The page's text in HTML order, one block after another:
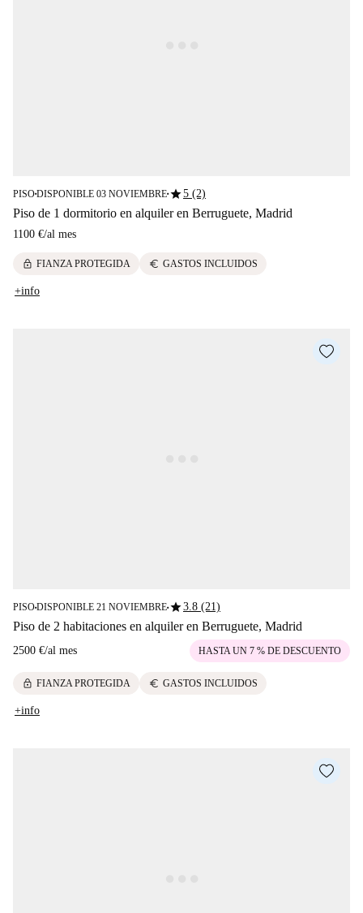
PISO■DISPONIBLE 03 NOVIEMBRE■star5 (2)
Piso de 1 dormitorio en alquiler en Berruguete, Madrid
1100 €/al mes
lock FIANZA PROTEGIDA euro GASTOS INCLUIDOS
+info
PISO■DISPONIBLE 21 NOVIEMBRE■star3.8 (21)
Piso de 2 habitaciones en alquiler en Berruguete, Madrid
2500 €/al mes HASTA UN 7 % DE DESCUENTO
lock FIANZA PROTEGIDA euro GASTOS INCLUIDOS
+info